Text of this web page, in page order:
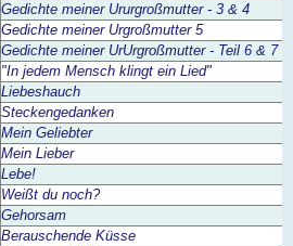
Gedichte meiner Ururgroßmutter - 3 & 4
Gedichte meiner Urgroßmutter 5
Gedichte meiner UrUrgroßmutter - Teil 6 & 7
"In jedem Mensch klingt ein Lied"
Liebeshauch
Steckengedanken
Mein Geliebter
Mein Lieber
Lebe!
Weißt du noch?
Gehorsam
Berauschende Küsse